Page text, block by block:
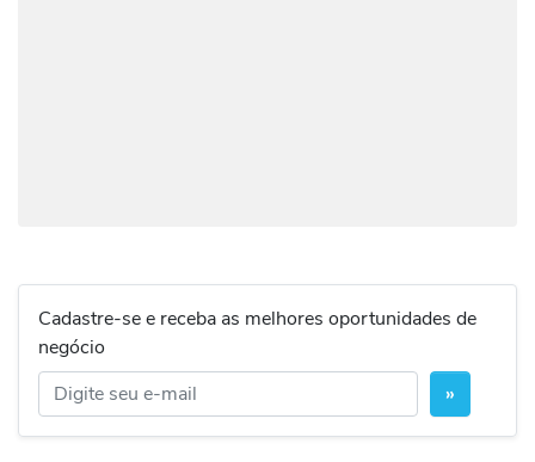
Cadastre-se e receba as melhores oportunidades de
negócio
»